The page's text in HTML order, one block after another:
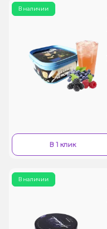
В наличии
В 1 клик
В наличии